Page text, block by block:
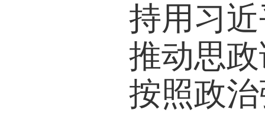
持用习
推动思
按照政